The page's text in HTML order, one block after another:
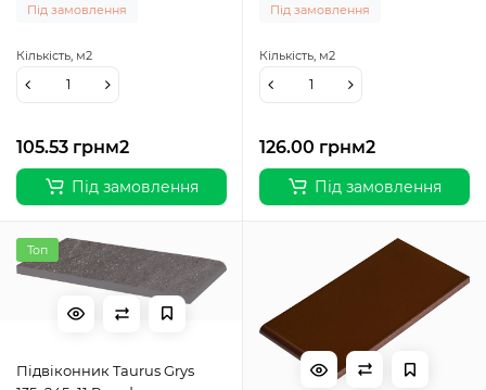
Під замовлення
105.53 грнм2
Кількість, м2
Під замовлення
Під замовлення
126.00 грнм2
Кількість, м2
Під замовлення
Топ
Підвіконник Taurus Grys